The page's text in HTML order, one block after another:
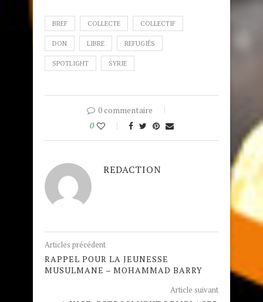
BREF COLLECTE COLLECTIF
DON LIBRE REFUGIÉS
SPOTLIGHT SYRIE
0 commentaire
0
REDACTION
Articles précédent
RAPPEL POUR LA JEUNESSE
MUSULMANE – MOHAMMAD BARRY
Article suivant